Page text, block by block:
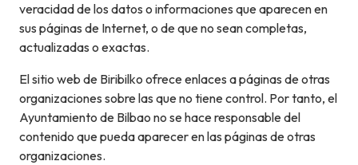
veracidad de los datos o informaciones que aparecen en
sus páginas de Internet, o de que no sean completas,
actualizadas o exactas.
El sitio web de Biribilko ofrece enlaces a páginas de otras
organizaciones sobre las que no tiene control. Por tanto, el
Ayuntamiento de Bilbao no se hace responsable del
contenido que pueda aparecer en las páginas de otras
organizaciones.